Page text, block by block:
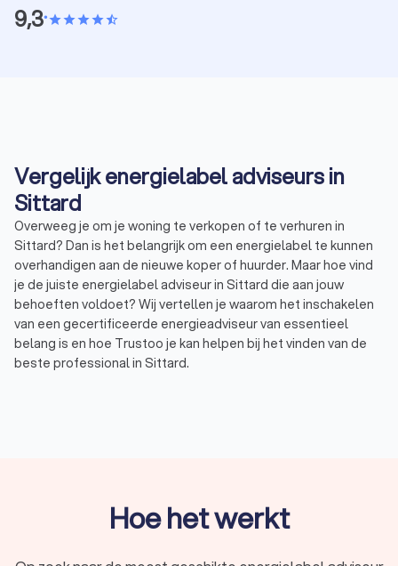
9,3•starstarstarstarstar_half
Vergelijk energielabel adviseurs in
Sittard
Overweeg je om je woning te verkopen of te verhuren in
Sittard? Dan is het belangrijk om een energielabel te kunnen
overhandigen aan de nieuwe koper of huurder. Maar hoe vind
je de juiste energielabel adviseur in Sittard die aan jouw
behoeften voldoet? Wij vertellen je waarom het inschakelen
van een gecertificeerde energieadviseur van essentieel
belang is en hoe Trustoo je kan helpen bij het vinden van de
beste professional in Sittard.
zien hoe energiezuinig je woning is. Het verkrijgen van een
energielabel vereist echter expertise en kennis van
Hoe het werkt